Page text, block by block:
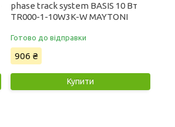
phase track system BASIS 10 Вт
TR000-1-10W3K-W MAYTONI
Готово до відправки
906 ₴
Купити